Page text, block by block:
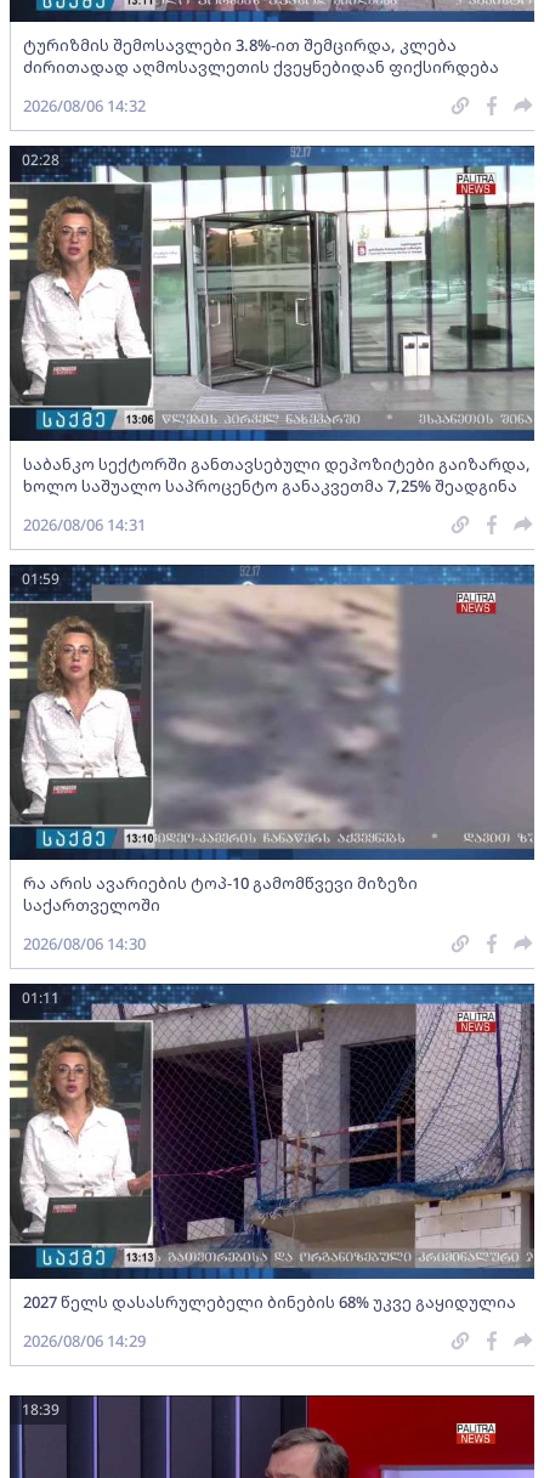
ტურიზმის შემოსავლები 3.8%-ით შემცირდა, კლება
ძირითადად აღმოსავლეთის ქვეყნებიდან ფიქსირდება
2026/08/06 14:32
საბანკო სექტორში განთავსებული დეპოზიტები გაიზარდა,
ხოლო საშუალო საპროცენტო განაკვეთმა 7,25% შეადგინა
02:28
2026/08/06 14:31
რა არის ავარიების ტოპ-10 გამომწვევი მიზეზი
საქართველოში
01:59
2026/08/06 14:30
2027 წელს დასასრულებელი ბინების 68% უკვე გაყიდულია
01:11
2026/08/06 14:29
18:39